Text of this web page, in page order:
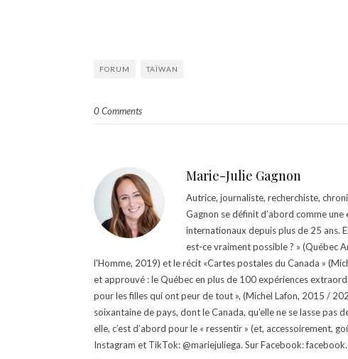
FORUM TAÏWAN
0 Comments
Marie-Julie Gagnon
Autrice, journaliste, recherchiste,
Gagnon se définit d’abord comme
internationaux depuis plus de 25 ans.
est-ce vraiment possible ? » (Québec
l'Homme, 2019) et le récit «Cartes postales du Canada »
et approuvé : le Québec en plus de 100 expériences
pour les filles qui ont peur de tout », (Michel Lafon, 2015 /
soixantaine de pays, dont le Canada, qu'elle ne se lasse pas
elle, c’est d’abord pour le « ressentir » (et, accessoirement,
Instagram et TikTok: @mariejuliega. Sur Facebook: